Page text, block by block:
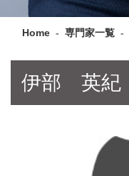
COMPANY
Q&A
Home 専門家一覧
伊部 英紀